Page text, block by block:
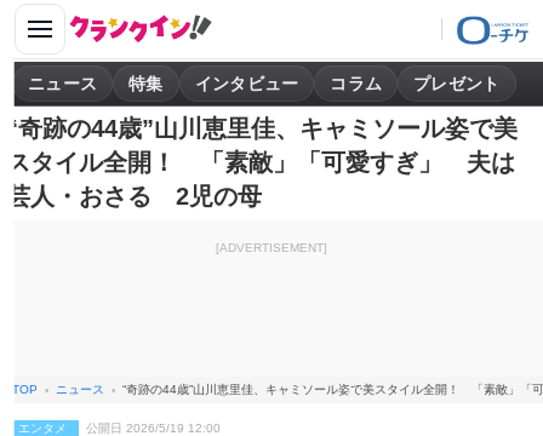
ニュース 特集 インタビュー コラム プレゼント
“奇跡の44歳”山川恵里佳、キャミソール姿で美
スタイル全開！ 「素敵」「可愛すぎ」 夫は
芸人・おさる 2児の母
[ADVERTISEMENT]
TOP ニュース “奇跡の44歳”山川恵里佳、キャミソール姿で美スタイル全開！ 「素敵」
エンタメ 公開日 2026/5/19 12:00